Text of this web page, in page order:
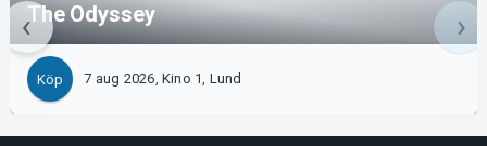
The Odyssey
Köp 7 aug 2026, Kino 1, Lund